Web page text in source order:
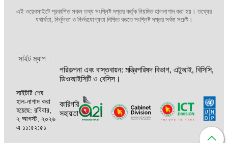
এই ওয়েবসাইটে প্রকাশিত সকল তথ্য সংশ্লিষ্ট দপ্তর কর্তৃক নিয়মিত হালনাগাদ করা হয়। তথ্যের
যথার্থতা, নির্ভুলতা ও নির্ভরযোগ্যতা নিশ্চিত করতে সংশ্লিষ্ট দপ্তর সর্বদা সচেষ্ট।
সাইট ম্যাপ
সাইটটি শেষ
হাল-নাগাদ করা
হয়েছে: রবিবার,
২ আগস্ট, ২০২৬
এ ১১:৫২:৫১
পরিকল্পনা এবং বাস্তবায়ন: মন্ত্রিপরিষদ বিভাগ, এটুআই, বিসিসি,
ডিওআইসিটি ও বেসিস।
কারিগরি
সহায়তা